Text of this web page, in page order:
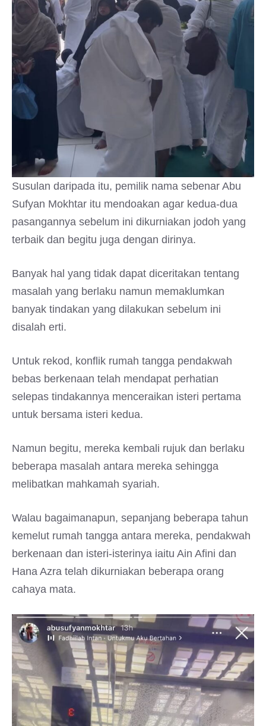
Susulan daripada itu, pemilik nama sebenar Abu
Sufyan Mokhtar itu mendoakan agar kedua-dua
pasangannya sebelum ini dikurniakan jodoh yang
terbaik dan begitu juga dengan dirinya.
Banyak hal yang tidak dapat diceritakan tentang
masalah yang berlaku namun memaklumkan
banyak tindakan yang dilakukan sebelum ini
disalah erti.
Untuk rekod, konflik rumah tangga pendakwah
bebas berkenaan telah mendapat perhatian
selepas tindakannya menceraikan isteri pertama
untuk bersama isteri kedua.
Namun begitu, mereka kembali rujuk dan berlaku
beberapa masalah antara mereka sehingga
melibatkan mahkamah syariah.
Walau bagaimanapun, sepanjang beberapa tahun
kemelut rumah tangga antara mereka, pendakwah
berkenaan dan isteri-isterinya iaitu Ain Afini dan
Hana Azra telah dikurniakan beberapa orang
cahaya mata.